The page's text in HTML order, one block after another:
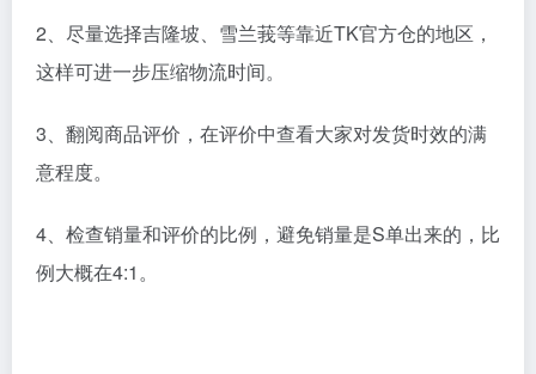
2、尽量选择吉隆坡、雪兰莪等靠近TK官方仓的地区，
这样可进一步压缩物流时间。
3、翻阅商品评价，在评价中查看大家对发货时效的满
意程度。
4、检查销量和评价的比例，避免销量是S单出来的，比
例大概在4:1。